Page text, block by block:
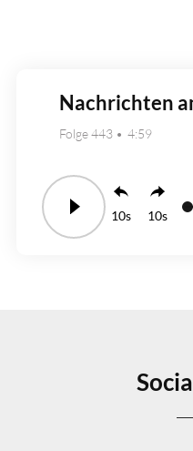
Nachrichten
Folge 443 4:59
10 10